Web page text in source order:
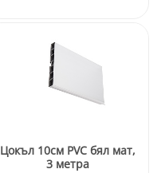
Цокъл 10см PVC бял мат,
3 метра